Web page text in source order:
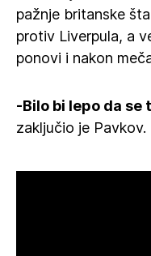
pažnje britanske
protiv Liverpula, a
ponovi i nakon
-Bilo bi lepo da se
zaključio je Pavkov.